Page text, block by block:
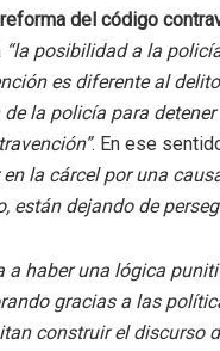
reforma del código
“la posibilidad a la
es diferente al
la policía para
. En ese
la cárcel por una
están dejando de
a haber una lógica
gracias a las
construir el discurso